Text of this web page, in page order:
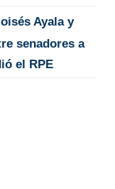
Ayala y
senadores a
el RPE